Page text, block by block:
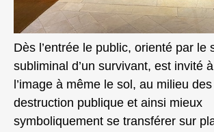
Dès l’entrée le public, orienté par le
subliminal d’un survivant, est invité
l’image à même le sol, au milieu
destruction publique et ainsi mieux
symboliquement se transférer sur